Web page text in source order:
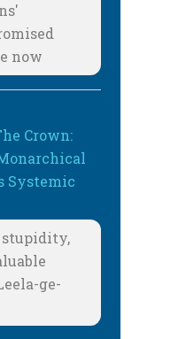
now
Crown:
Systemic
stupidity,
ge-